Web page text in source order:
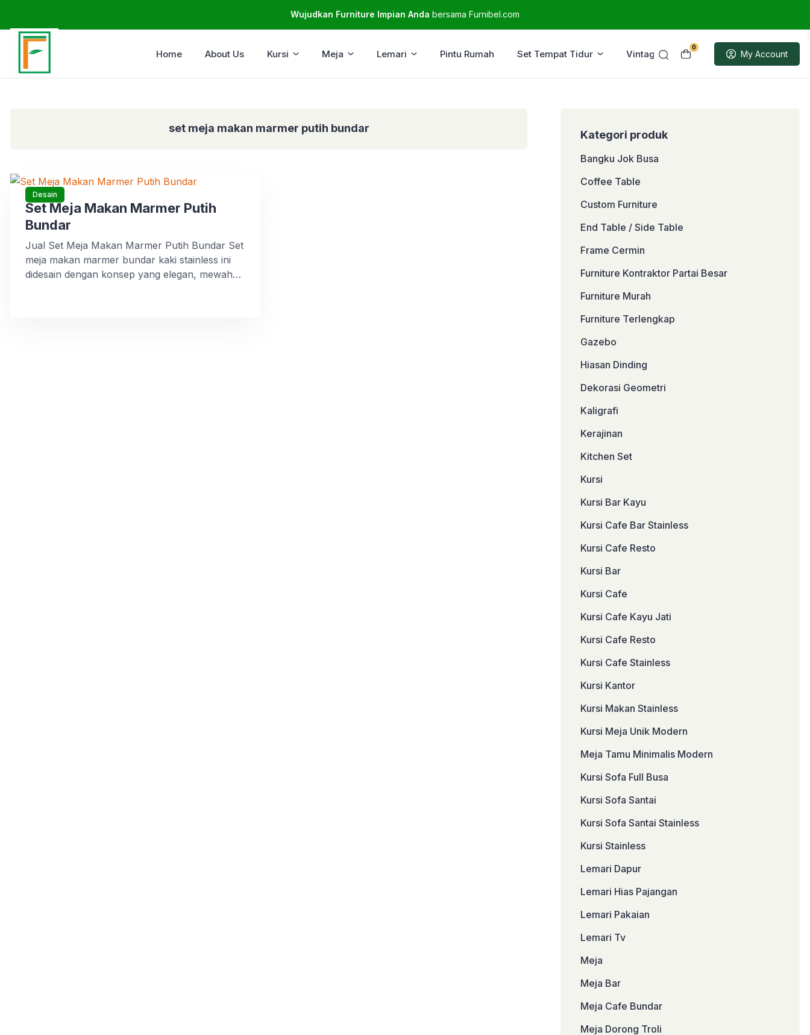
Wujudkan Furniture Impian Anda bersama Furnibel.com
0
My Account
Home About Us Kursi Meja Lemari Pintu Rumah Set Tempat Tidur Vintage Sample
set meja makan marmer putih bundar
Desain
Set Meja Makan Marmer Putih
Bundar
Jual Set Meja Makan Marmer Putih Bundar Set
meja makan marmer bundar kaki stainless ini
didesain dengan konsep yang elegan, mewah
Kategori produk
Bangku Jok Busa
Coffee Table
Custom Furniture
End Table / Side Table
Frame Cermin
Furniture Kontraktor Partai Besar
Furniture Murah
Furniture Terlengkap
Gazebo
Hiasan Dinding
Dekorasi Geometri
Kaligrafi
Kerajinan
Kitchen Set
Kursi
Kursi Bar Kayu
Kursi Cafe Bar Stainless
Kursi Cafe Resto
Kursi Bar
Kursi Cafe
Kursi Cafe Kayu Jati
Kursi Cafe Resto
Kursi Cafe Stainless
Kursi Kantor
Kursi Makan Stainless
Kursi Meja Unik Modern
Meja Tamu Minimalis Modern
Kursi Sofa Full Busa
Kursi Sofa Santai
Kursi Sofa Santai Stainless
Kursi Stainless
Lemari Dapur
Lemari Hias Pajangan
Lemari Pakaian
Lemari Tv
Meja
Meja Bar
Meja Cafe Bundar
Meja Dorong Troli